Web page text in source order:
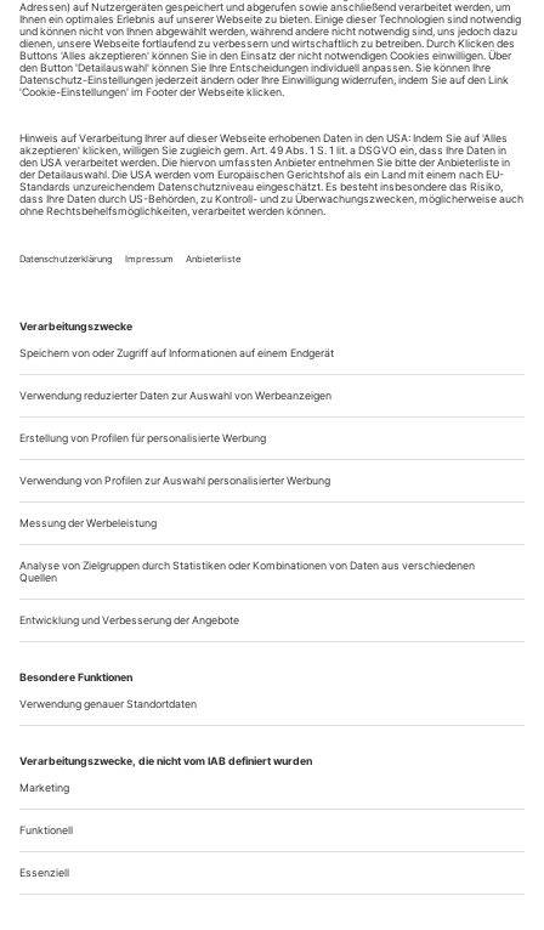
der «I puritani» am Opernhaus Zürich auf die Bühne gesetzt
hat, stellt die Parallele und damit die Aktualität des Stoffs
scharf ins Licht. Zur...
Der schöne Schein als Geschäftsmodell
Immer mehr Opernhäuser polstern ihre Spielpläne mit «billigen»
Arbeitskräften aus Nachwuchs-Studios und der freien Theaterszene
sie lieben und sterben, dazu mit stumpfen Schwertern
kämpfen und – in einer Welt aus Holz und Pappe, die so
beleuchtet ist, dass sie die Zuschauer für echt halten – Gift
trinken, das gar nicht giftig ist: Reicht es dann nicht auch, nur
so zu...
Reise ins Unbewusste
Mariss Jansons und Stefan Herheim deuten «Pique Dame» in
Amsterdam als Requiem auf Tschaikowsky
Die Gefühle stauen sich nachttief in diesem Kabinett
manischer Depressionen. Mag die Musik noch so hellsichtig
von geheimem Begehren erzählen, mag sie das entfremdende
Spiel um Liebe, Geld und gesellschaftliche Anerkennung noch
so klar aufdecken, für den tragischen Helden, der sich hier
am Klavier, im Fauteuil oder auf dem Ball das wahre Leben
herbeisehnt, kommt...
Über uns Kontakt Kritikerumfrage Newsletter